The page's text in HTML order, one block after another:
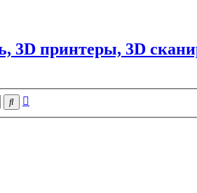
3D принтеры, 3D
Поиск